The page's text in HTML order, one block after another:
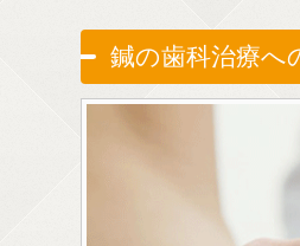
鍼の歯科治療へ